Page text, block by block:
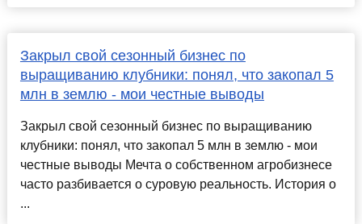
Закрыл свой сезонный бизнес по
выращиванию клубники: понял, что закопал 5
млн в землю - мои честные выводы
Закрыл свой сезонный бизнес по выращиванию
клубники: понял, что закопал 5 млн в землю - мои
честные выводы Мечта о собственном агробизнесе
часто разбивается о суровую реальность. История о
...